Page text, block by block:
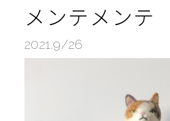
メンテメンテ
2021.9/26